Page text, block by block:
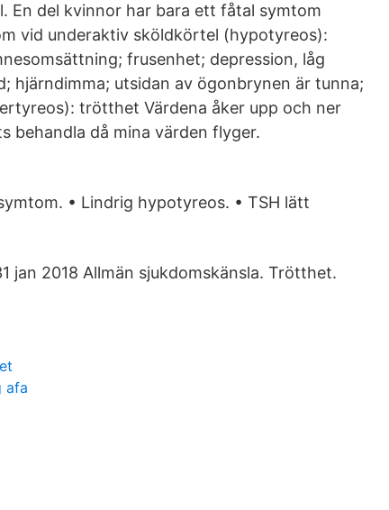
En del kvinnor har bara ett fåtal symtom
vid underaktiv sköldkörtel (hypotyreos):
frusenhet; depression, låg
hjärndimma; utsidan av ögonbrynen är tunna;
trötthet Värdena åker upp och ner
behandla då mina värden flyger.
• Lindrig hypotyreos. • TSH lätt
2018 Allmän sjukdomskänsla. Trötthet.
afa